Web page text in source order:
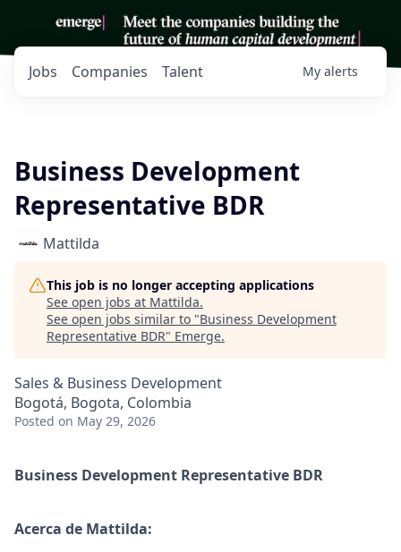
Jobs Companies Talent My alerts
Business Development
Representative BDR
Mattilda
This job is no longer accepting applications
See open jobs at Mattilda.
See open jobs similar to "Business Development
Representative BDR" Emerge.
Sales & Business Development
Bogotá, Bogota, Colombia
Posted on May 29, 2026
Business Development Representative BDR
Acerca de Mattilda: